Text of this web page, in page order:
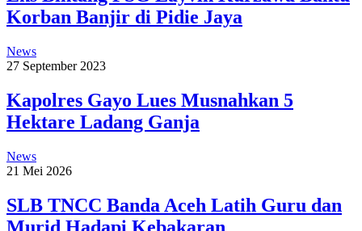
Korban Banjir di Pidie Jaya
News
27 September 2023
Kapolres Gayo Lues Musnahkan 5
Hektare Ladang Ganja
News
21 Mei 2026
SLB TNCC Banda Aceh Latih Guru dan
Murid Hadapi Kebakaran